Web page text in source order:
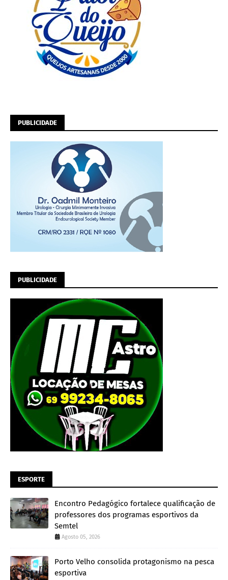
PUBLICIDADE
PUBLICIDADE
ESPORTE
Encontro Pedagógico fortalece qualificação de
professores dos programas esportivos da
Semtel
Agosto 05, 2026
Porto Velho consolida protagonismo na pesca
esportiva